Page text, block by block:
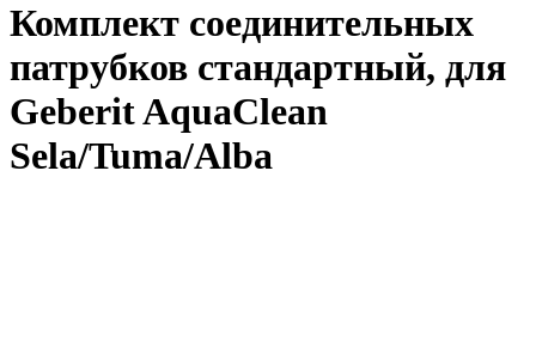
Комплект соединительных
патрубков стандартный, для
Geberit AquaClean
Sela/Tuma/Alba